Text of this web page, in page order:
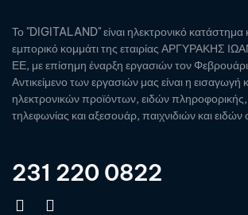
Το "DIGITALAND" είναι ηλεκτρονικό κατάστημα
εμπορικό κομμάτι της εταιρίας ΑΡΓΥΡΑΚΗΣ
ΕΕ, με επίσημη έναρξη εργασιών τον
Αντικείμενο των εργασιών μας είναι η εισαγωγή
ηλεκτρονικών προϊόντων, ειδών πληροφορικής,
τηλεφωνίας και αξεσουάρ, παιχνιδιών και ειδών
231 220 0822